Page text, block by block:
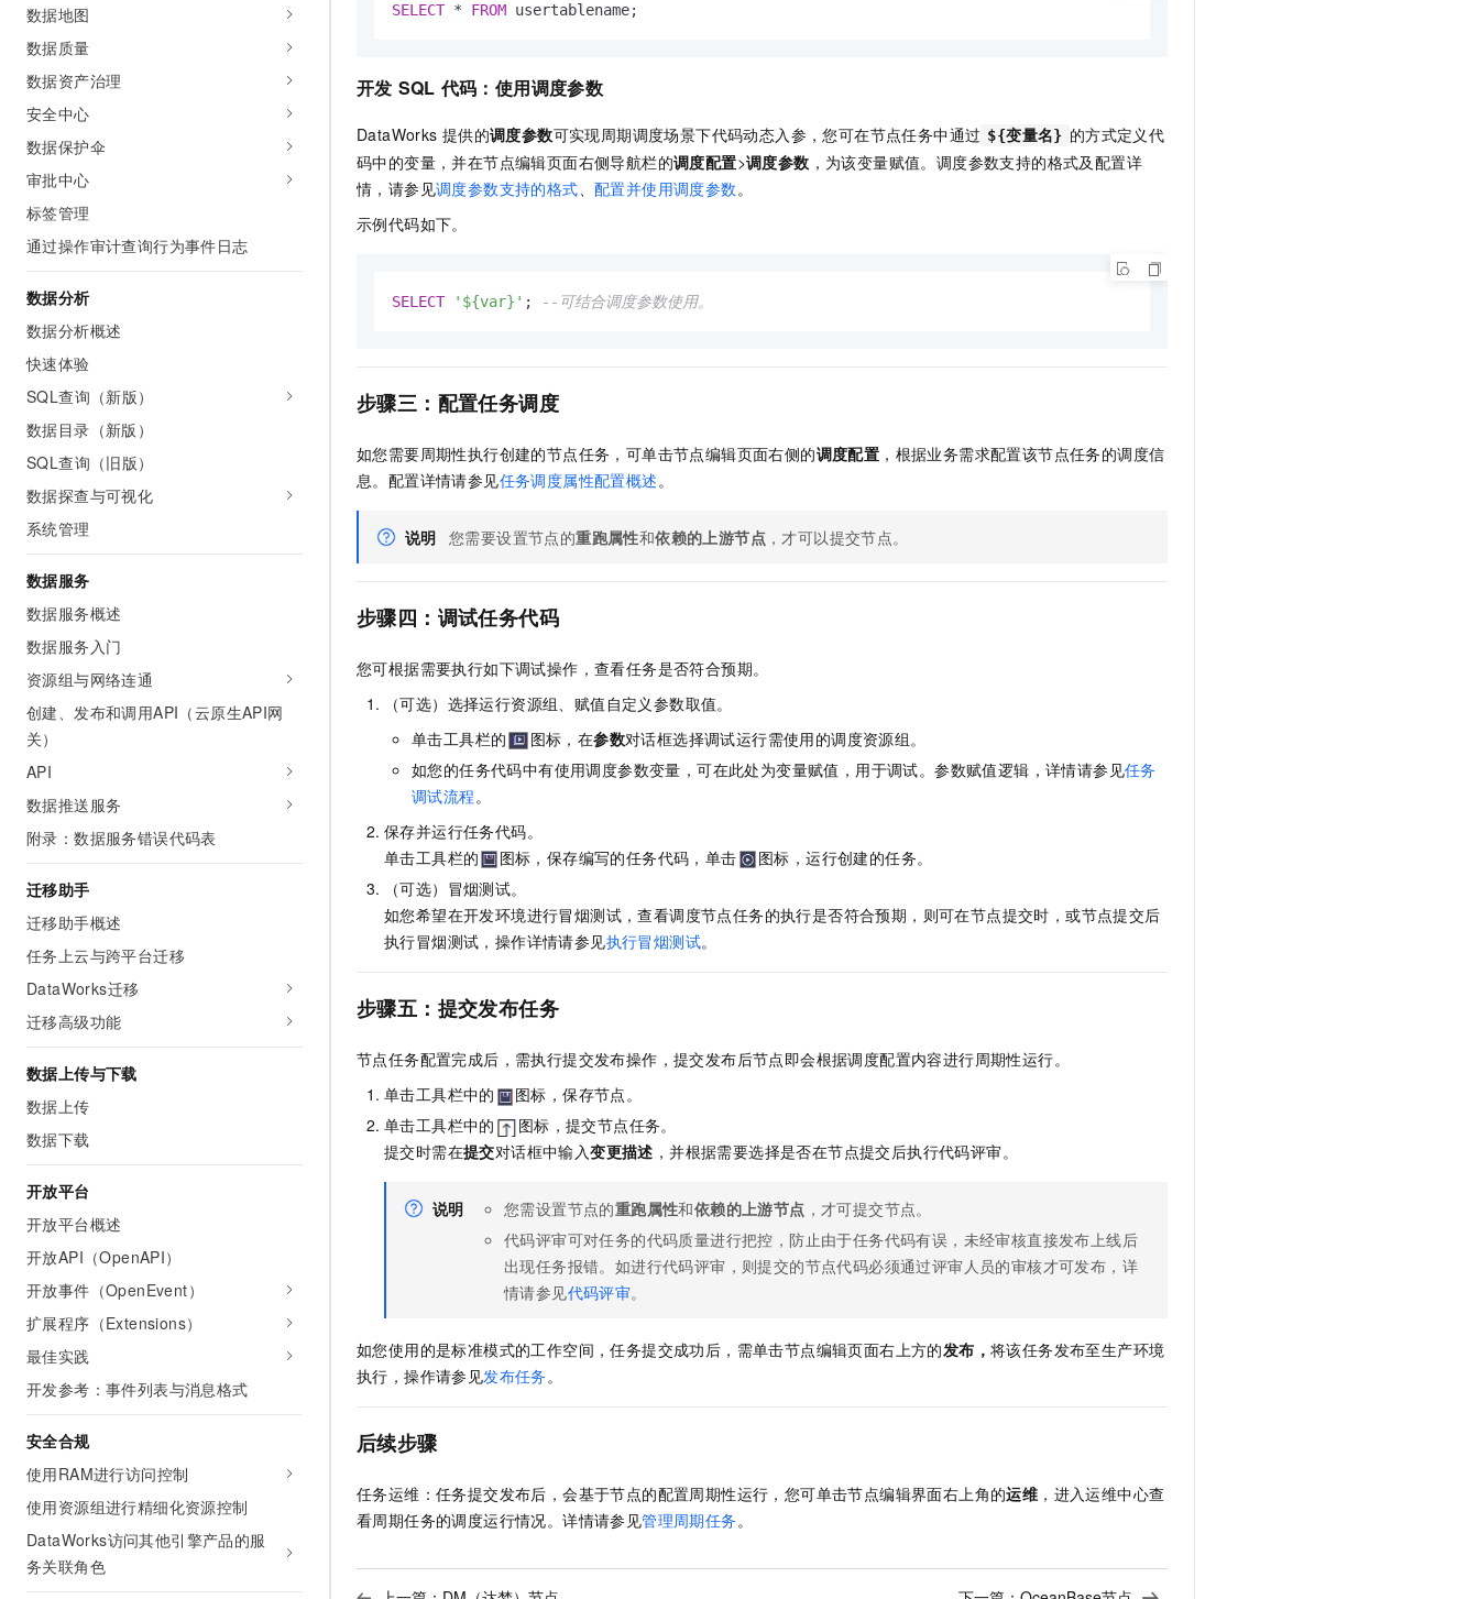
数据地图
数据质量
数据资产治理
安全中心
数据保护伞
审批中心
标签管理
通过操作审计查询行为事件日志
数据分析
数据分析概述
快速体验
SQL查询（新版）
数据目录（新版）
SQL查询（旧版）
数据探查与可视化
系统管理
数据服务
数据服务概述
数据服务入门
资源组与网络连通
创建、发布和调用API（云原生API网
关）
API
数据推送服务
附录：数据服务错误代码表
迁移助手
迁移助手概述
任务上云与跨平台迁移
DataWorks迁移
迁移高级功能
数据上传与下载
数据上传
数据下载
开放平台
开放平台概述
开放API（OpenAPI）
开放事件（OpenEvent）
扩展程序（Extensions）
最佳实践
开发参考：事件列表与消息格式
安全合规
使用RAM进行访问控制
使用资源组进行精细化资源控制
DataWorks访问其他引擎产品的服
务关联角色
SELECT * FROM usertablename;
开发 SQL 代码：使用调度参数
DataWorks 提供的调度参数可实现周期调度场景下代码动态入参，您可在节点任务中通过 ${变量名} 的方式定义代
码中的变量，并在节点编辑页面右侧导航栏的调度配置>调度参数 ，为该变量赋值。调度参数支持的格式及配置详
情，请参见调度参数支持的格式 、配置并使用调度参数 。
示例代码如下。
SELECT '${var}' ; --可结合调度参数使用。
步骤三：配置任务调度
如您需要周期性执行创建的节点任务，可单击节点编辑页面右侧的调度配置 ，根据业务需求配置该节点任务的调度信
息。配置详情请参见任务调度属性配置概述 。
说明 您需要设置节点的重跑属性和依赖的上游节点 ，才可以提交节点。
步骤四： 调试任务代码
您可根据需要执行如下调试操作，查看任务是否符合预期。
（可选）选择运行资源组、赋值自定义参数取值。
单击工具栏的
图标，在参数对话框选择调试运行需使用的调度资源组。
如您的任务代码中有使用调度参数变量，可在此处为变量赋值，用于调试。参数赋值逻辑，详情请参见任务
调试流程。
保存并运行任务代码。
单击工具栏的
图标，保存编写的任务代码，单击
图标，运行创建的任务。
（可选）冒烟测试。
如您希望在开发环境进行冒烟测试，查看调度节点任务的执行是否符合预期，则可在节点提交时，或节点提交后
执行冒烟测试，操作详情请参见执行冒烟测试。
步骤五： 提交发布任务
节点任务配置完成后，需执行提交发布操作，提交发布后节点即会根据调度配置内容进行周期性运行。
单击工具栏中的
图标，保存节点。
单击工具栏中的
图标，提交节点任务。
提交时需在提交对话框中输入变更描述 ，并根据需要选择是否在节点提交后执行代码评审。
说明 您需设置节点的重跑属性和依赖的上游节点 ，才可提交节点。
代码评审可对任务的代码质量进行把控，防止由于任务代码有误，未经审核直接发布上线后
出现任务报错。如进行代码评审，则提交的节点代码必须通过评审人员的审核才可发布，详
情请参见代码评审。
如您使用的是标准模式的工作空间，任务提交成功后，需单击节点编辑页面右上方的发布，将该任务发布至生产环境
执行，操作请参见发布任务。
后续步骤
任务运维：任务提交发布后，会基于节点的配置周期性运行，您可单击节点编辑界面右上角的运维 ，进入运维中心查
看周期任务的调度运行情况。详情请参见管理周期任务。